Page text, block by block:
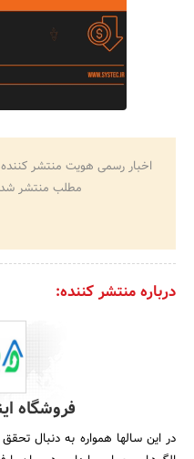
اخبار رسمی هویت منتشر
مطلب منتشر
درباره منتشر کننده:
فروشگاه
در این سالها همواره به دنبال